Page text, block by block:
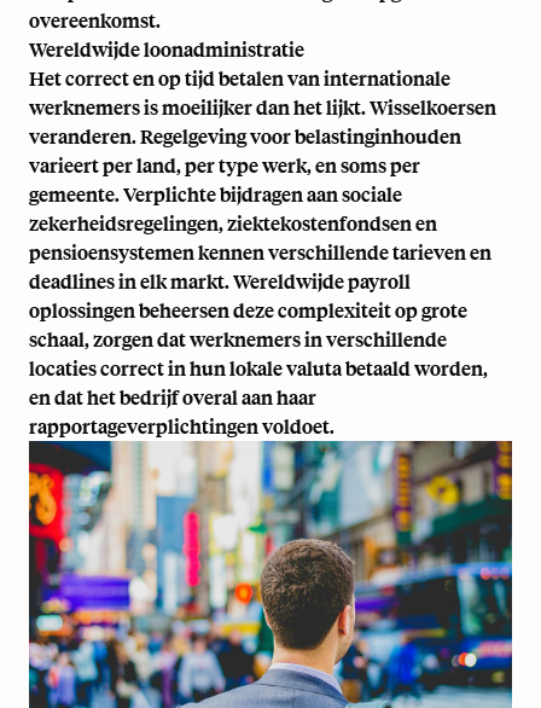
overeenkomst.
Wereldwijde loonadministratie
Het correct en op tijd betalen van internationale
werknemers is moeilijker dan het lijkt. Wisselkoersen
veranderen. Regelgeving voor belastinginhouden
varieert per land, per type werk, en soms per
gemeente. Verplichte bijdragen aan sociale
zekerheidsregelingen, ziektekostenfondsen en
pensioensystemen kennen verschillende tarieven en
deadlines in elk markt. Wereldwijde payroll
oplossingen beheersen deze complexiteit op grote
schaal, zorgen dat werknemers in verschillende
locaties correct in hun lokale valuta betaald worden,
en dat het bedrijf overal aan haar
rapportageverplichtingen voldoet.